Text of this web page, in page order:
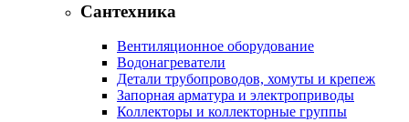
Сантехника
Вентиляционное оборудование
Водонагреватели
Детали трубопроводов, хомуты и крепеж
Запорная арматура и электроприводы
Коллекторы и коллекторные группы